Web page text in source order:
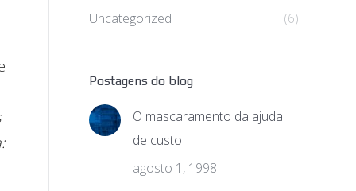
Uncategorized
(6)
Postagens do blog
O mascaramento da ajuda
de custo
agosto 1, 1998